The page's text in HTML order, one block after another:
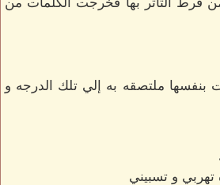
بنفسها ملتصقه به إلي تلك الدرجه و
تهربي و تسبيني